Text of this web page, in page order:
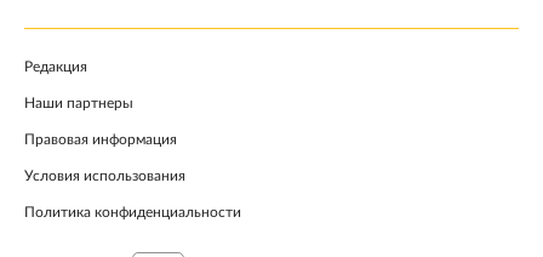
Редакция
Наши партнеры
Правовая информация
Условия использования
Политика конфиденциальности